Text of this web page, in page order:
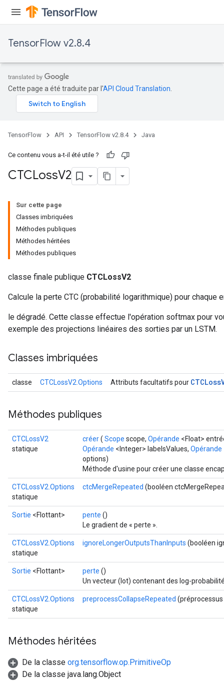
TensorFlow v2.8.4
Cette page a été traduite par l'API Cloud Translation
TensorFlow API TensorFlow v2.8.4 Java
Ce contenu vous a-t-il été utile ?
CTCLossV2
Sur cette page
Classes imbriquées
Méthodes publiques
Méthodes héritées
Méthodes publiques
classe finale publique CTCLossV2
Calcule la perte CTC (probabilité logarithmique) pour chaque
le dégradé. Cette classe effectue l'opération softmax pour
exemple des projections linéaires des sorties par un LSTM.
Classes imbriquées
classe CTCLossV2.Options Attributs facultatifs pour CTCLoss
Méthodes publiques
CTCLossV2
statique
créer( Scope scope, Opérande <Float>
Opérande <Integer> labelsValues, Opérande
options)
Méthode d'usine pour créer une classe
CTCLossV2.Options
statique
ctcMergeRepeated (booléen
Sortie <Flottant> pente ()
Le gradient de « perte ».
CTCLossV2.Options
statique
ignoreLongerOutputsThanInputs (booléen
Sortie <Flottant> perte ()
Un vecteur (lot) contenant des log-
CTCLossV2.Options
statique
preprocessCollapseRepeated
Méthodes héritées
De la classe org.tensorflow.op.PrimitiveOp
De la classe java.lang.Object